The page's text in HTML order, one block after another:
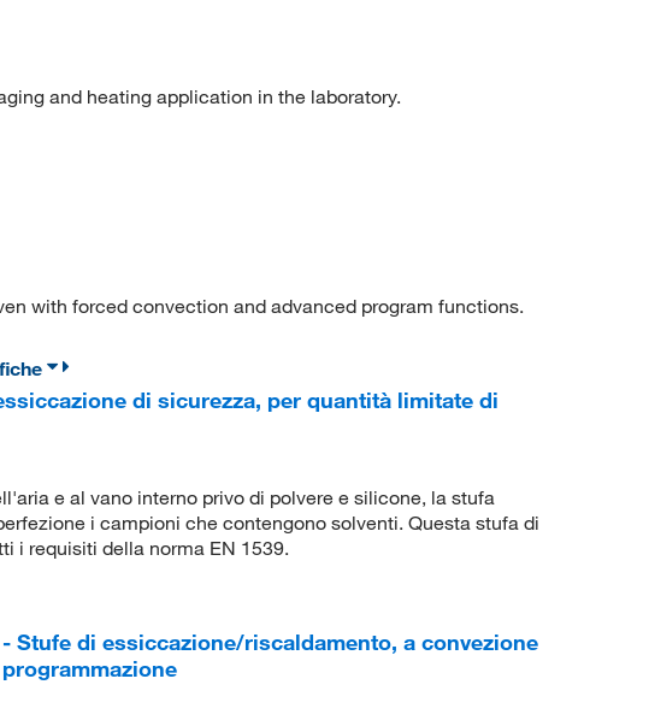
and heating application in the laboratory.
with forced convection and advanced program functions.
di sicurezza, per quantità limitate di
e al vano interno privo di polvere e silicone, la stufa
i campioni che contengono solventi. Questa stufa di
i requisiti della norma EN 1539.
Stufe di essiccazione/riscaldamento, a convezione